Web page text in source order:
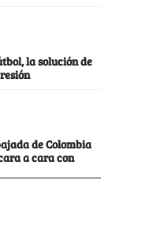
la solución de
de Colombia
a cara con